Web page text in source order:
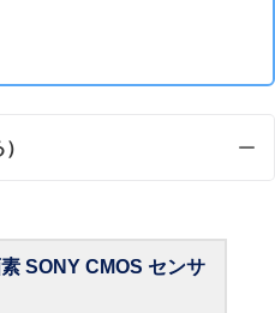
SONY CMOS センサ